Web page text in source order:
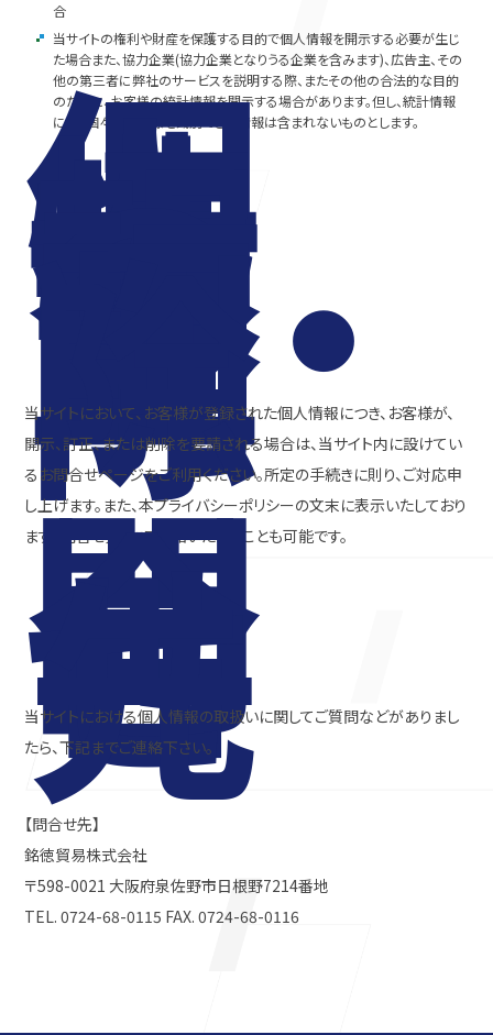
合
当サイトの権利や財産を保護する目的で個人情報を開示する必要が生じ
た場合また、協力企業(協力企業となりうる企業を含みます)、広告主、その
他の第三者に弊社のサービスを説明する際、またその他の合法的な目的
のために、お客様の統計情報を開示する場合があります。但し、統計情報
には、個々のお客様を識別できる情報は含まれないものとします。
個
人
情
報
の
訂
正・
削
除
当サイトにおいて、お客様が登録された個人情報につき、お客様が、
開示、訂正、または削除を要請される場合は、当サイト内に設けてい
るお問合せページをご利用ください。所定の手続きに則り、ご対応申
し上げます。また、本プライバシーポリシーの文末に表示いたしており
ます【問合せ先】にご連絡いただくことも可能です。
問
合
せ
先
当サイトにおける個人情報の取扱いに関してご質問などがありまし
たら、下記までご連絡下さい。
【問合せ先】
銘徳貿易株式会社
〒598-0021 大阪府泉佐野市日根野7214番地
TEL. 0724-68-0115 FAX. 0724-68-0116